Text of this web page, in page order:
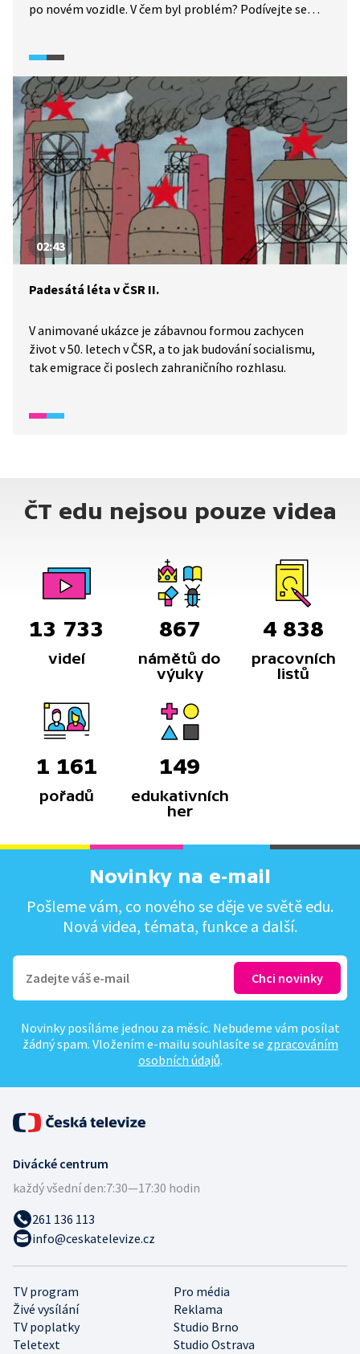
po novém vozidle. V čem byl problém? Podívejte se
02:43
Padesátá léta v ČSR II.
V animované ukázce je zábavnou formou zachycen
život v 50. letech v ČSR, a to jak budování socialismu,
tak emigrace či poslech zahraničního rozhlasu.
ČT edu nejsou pouze videa
13 733
videí
867
námětů do
výuky
4 838
pracovních
listů
1 161
pořadů
149
edukativních
her
Novinky na e-mail
Pošleme vám, co nového se děje ve světě edu.
Nová videa, témata, funkce a další.
Novinky posíláme jednou za měsíc. Nebudeme vám posílat
žádný spam. Vložením e-mailu souhlasíte se zpracováním
osobních údajů.